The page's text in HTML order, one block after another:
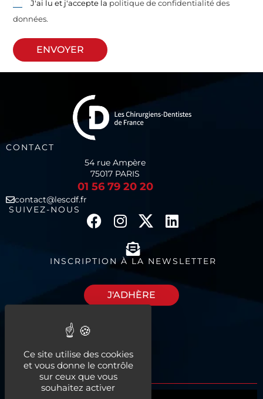
J'ai lu et j'accepte la politique de confidentialité des
données.
ENVOYER
CONTACT
54 rue Ampère
75017 PARIS
01 56 79 20 20
contact@lescdf.fr
SUIVEZ-NOUS
INSCRIPTION À LA NEWSLETTER
J'ADHÈRE
espaces à louer
Ce site utilise des cookies
et vous donne le contrôle
sur ceux que vous
souhaitez activer